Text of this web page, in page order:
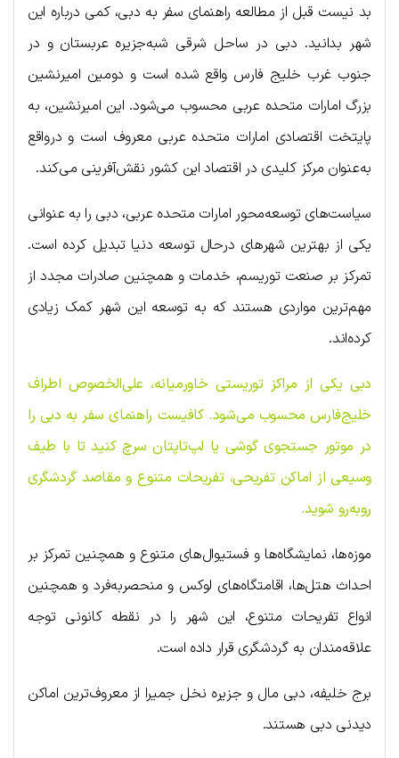
بد نیست قبل از مطالعه راهنمای سفر به دبی، کمی درباره این
شهر بدانید. دبی در ساحل شرقی شبه‌جزیره عربستان و در
جنوب غرب خلیج فارس واقع شده است و دومین امیرنشین
بزرگ امارات متحده عربی محسوب می‌شود. این امیرنشین، به
پایتخت اقتصادی امارات متحده عربی معروف است و درواقع
به‌عنوان مرکز کلیدی در اقتصاد این کشور نقش‌آفرینی می‌کند.
سیاست‌های توسعه‌محور امارات متحده عربی، دبی را به عنوانی
یکی از بهترین شهرهای درحال توسعه دنیا تبدیل کرده است.
تمرکز بر صنعت توریسم، خدمات و همچنین صادرات مجدد از
مهم‌ترین مواردی هستند که به توسعه این شهر کمک زیادی
کرده‌اند.
دبی یکی از مراکز توریستی خاورمیانه، علی‌الخصوص اطراف
خلیج‌فارس محسوب می‌شود. کافیست راهنمای سفر به دبی را
در موتور جستجوی گوشی یا لپ‌تاپتان سرچ کنید تا با طیف
وسیعی از اماکن تفریحی، تفریحات متنوع و مقاصد گردشگری
روبه‌رو شوید.
موزه‌ها، نمایشگاه‌ها و فستیوال‌های متنوع و همچنین تمرکز بر
احداث هتل‌ها، اقامتگاه‌های لوکس و منحصربه‌فرد و همچنین
انواع تفریحات متنوع، این شهر را در نقطه کانونی توجه
علاقه‌مندان به گردشگری قرار داده است.
برج خلیفه، دبی مال و جزیره نخل جمیرا از معروف‌ترین اماکن
دیدنی دبی هستند.